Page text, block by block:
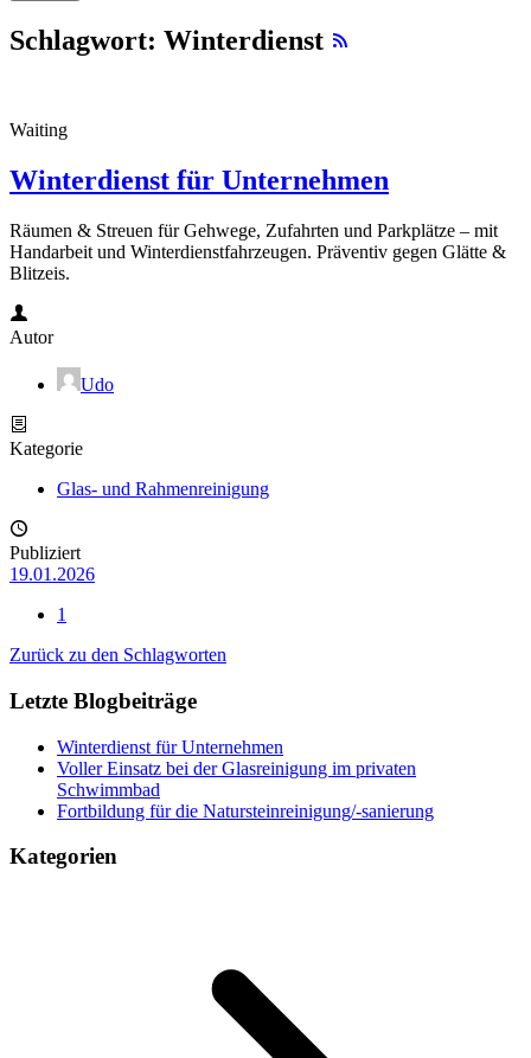
Schlagwort: Winterdienst
Waiting
Winterdienst für Unternehmen
Räumen & Streuen für Gehwege, Zufahrten und Parkplätze – mit
Handarbeit und Winterdienstfahrzeugen. Präventiv gegen Glätte &
Blitzeis.
Autor
Udo
Kategorie
Glas- und Rahmenreinigung
Publiziert
19.01.2026
1
Zurück zu den Schlagworten
Letzte Blogbeiträge
Winterdienst für Unternehmen
Voller Einsatz bei der Glasreinigung im privaten
Schwimmbad
Fortbildung für die Natursteinreinigung/-sanierung
Kategorien